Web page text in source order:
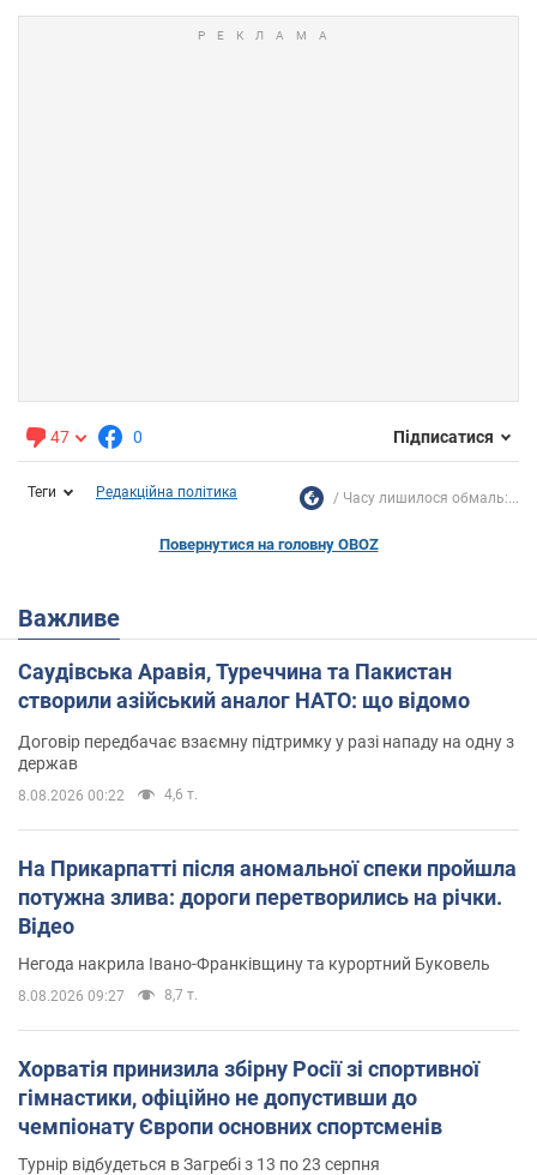
47 0 Підписатися
Теги Редакційна політика Часу лишилося обмаль:...
Повернутися на головну OBOZ
Важливе
Саудівська Аравія, Туреччина та Пакистан
створили азійський аналог НАТО: що відомо
Договір передбачає взаємну підтримку у разі нападу на одну з
держав
8.08.2026 00:22 4,6 т.
На Прикарпатті після аномальної спеки пройшла
потужна злива: дороги перетворились на річки.
Відео
Негода накрила Івано-Франківщину та курортний Буковель
8.08.2026 09:27 8,7 т.
Хорватія принизила збірну Росії зі спортивної
гімнастики, офіційно не допустивши до
чемпіонату Європи основних спортсменів
Турнір відбудеться в Загребі з 13 по 23 серпня